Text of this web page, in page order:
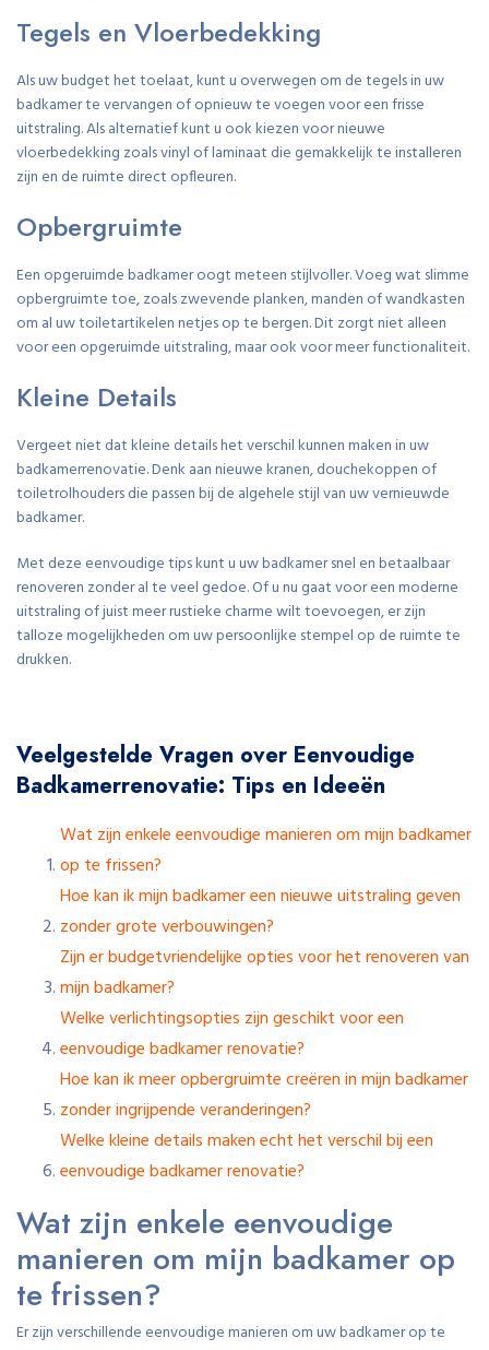
Tegels en Vloerbedekking
Als uw budget het toelaat, kunt u overwegen om de tegels in uw
badkamer te vervangen of opnieuw te voegen voor een frisse
uitstraling. Als alternatief kunt u ook kiezen voor nieuwe
vloerbedekking zoals vinyl of laminaat die gemakkelijk te installeren
zijn en de ruimte direct opfleuren.
Opbergruimte
Een opgeruimde badkamer oogt meteen stijlvoller. Voeg wat slimme
opbergruimte toe, zoals zwevende planken, manden of wandkasten
om al uw toiletartikelen netjes op te bergen. Dit zorgt niet alleen
voor een opgeruimde uitstraling, maar ook voor meer functionaliteit.
Kleine Details
Vergeet niet dat kleine details het verschil kunnen maken in uw
badkamerrenovatie. Denk aan nieuwe kranen, douchekoppen of
toiletrolhouders die passen bij de algehele stijl van uw vernieuwde
badkamer.
Met deze eenvoudige tips kunt u uw badkamer snel en betaalbaar
renoveren zonder al te veel gedoe. Of u nu gaat voor een moderne
uitstraling of juist meer rustieke charme wilt toevoegen, er zijn
talloze mogelijkheden om uw persoonlijke stempel op de ruimte te
drukken.
Veelgestelde Vragen over Eenvoudige
Badkamerrenovatie: Tips en Ideeën
Wat zijn enkele eenvoudige manieren om mijn badkamer
op te frissen?
Hoe kan ik mijn badkamer een nieuwe uitstraling geven
zonder grote verbouwingen?
Zijn er budgetvriendelijke opties voor het renoveren van
mijn badkamer?
Welke verlichtingsopties zijn geschikt voor een
eenvoudige badkamer renovatie?
Hoe kan ik meer opbergruimte creëren in mijn badkamer
zonder ingrijpende veranderingen?
Welke kleine details maken echt het verschil bij een
eenvoudige badkamer renovatie?
Wat zijn enkele eenvoudige
manieren om mijn badkamer op
te frissen?
Er zijn verschillende eenvoudige manieren om uw badkamer op te